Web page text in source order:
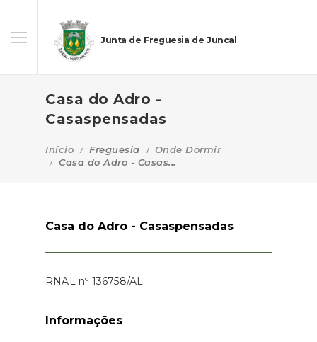
Junta de Freguesia de Juncal
Casa do Adro -
Casaspensadas
Início Freguesia
Onde Dormir
Casa do Adro - Casas...
Casa do Adro - Casaspensadas
RNAL nº 136758/AL
Informações